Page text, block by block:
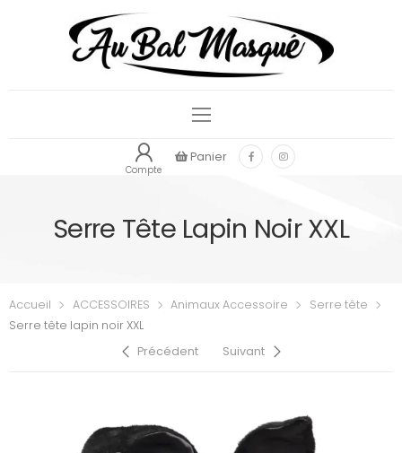
Compte
Panier
Serre Tête Lapin Noir XXL
Accueil ACCESSOIRES Animaux Accessoire
Serre tête
Serre tête lapin noir XXL
Précédent
Suivant